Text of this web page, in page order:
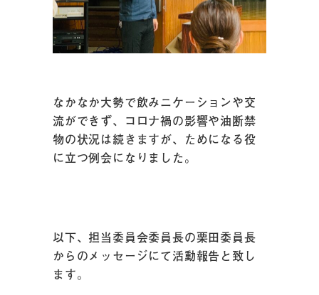
なかなか大勢で飲みニケーションや交
流ができず、コロナ禍の影響や油断禁
物の状況は続きますが、ためになる役
に立つ例会になりました。
以下、担当委員会委員長の栗田委員長
からのメッセージにて活動報告と致し
ます。